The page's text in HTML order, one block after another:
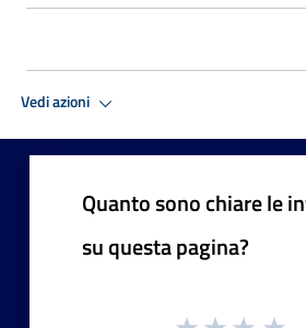
Vedi azioni
Quanto sono chiare le
su questa pagina?